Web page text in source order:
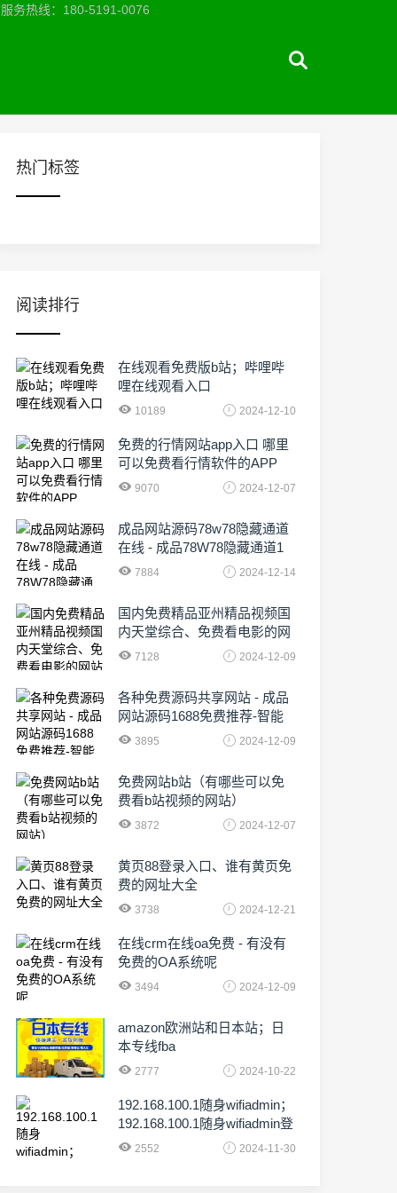
务热线：180-5191-0076
热门标签
阅读排行
在线观看免费版b站；哔哩哔
哩在线观看入口
10189 2024-12-10
免费的行情网站app入口 哪里
可以免费看行情软件的APP
9070 2024-12-07
成品网站源码78w78隐藏通道
在线 - 成品78W78隐藏通道1
农业数字化,为乡村振兴注入新
7884 2024-12-14
国内免费精品亚州精品视频国
内天堂综合、免费看电影的网
站有哪些啊
7128 2024-12-09
各种免费源码共享网站 - 成品
网站源码1688免费推荐-智能
化时代的挑战与机遇!
3895 2024-12-09
免费网站b站（有哪些可以免
费看b站视频的网站）
3872 2024-12-07
黄页88登录入口、谁有黄页免
费的网址大全
3738 2024-12-21
在线crm在线oa免费 - 有没有
免费的OA系统呢
3494 2024-12-09
amazon欧洲站和日本站；日
本专线fba
2777 2024-10-22
192.168.100.1随身wifiadmin；
192.168.100.1随身wifiadmin登
录器2552 2024-11-30